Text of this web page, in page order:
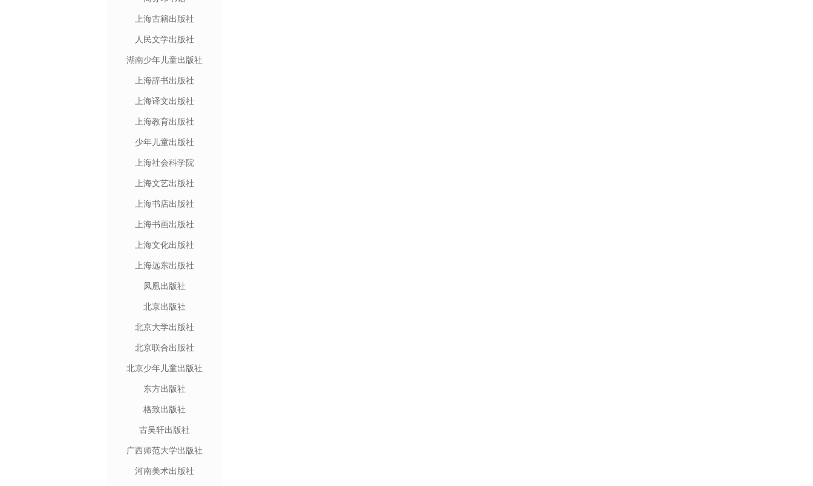
上海古籍出版社
人民文学出版社
湖南少年儿童出版社
上海辞书出版社
上海译文出版社
上海教育出版社
少年儿童出版社
上海社会科学院
上海文艺出版社
上海书店出版社
上海书画出版社
上海文化出版社
上海远东出版社
凤凰出版社
北京出版社
北京大学出版社
北京联合出版社
北京少年儿童出版社
东方出版社
格致出版社
古吴轩出版社
广西师范大学出版社
河南美术出版社